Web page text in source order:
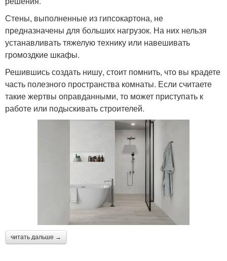
Стены, выполненные из гипсокартона, не
предназначены для больших нагрузок. На них нельзя
устанавливать тяжелую технику или навешивать
громоздкие шкафы.
Решившись создать нишу, стоит помнить, что вы крадете
часть полезного пространства комнаты. Если считаете
такие жертвы оправданными, то может приступать к
работе или подыскивать строителей.
читать дальше →